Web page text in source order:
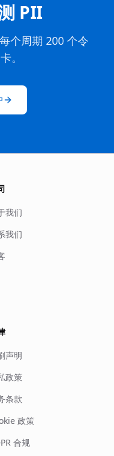
PII
个周期 200 个令
。
我们
我们
声明
政策
条款
政策
合规